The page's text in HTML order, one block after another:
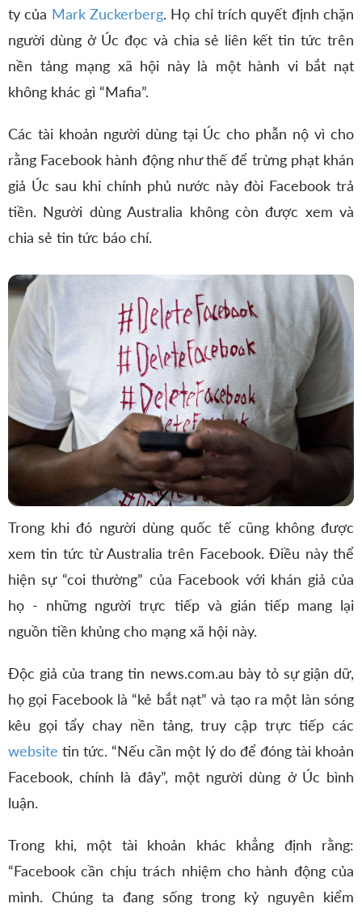
ty của Mark Zuckerberg. Họ chỉ trích quyết định chặn
người dùng ở Úc đọc và chia sẻ liên kết tin tức trên
nền tảng mạng xã hội này là một hành vi bắt nạt
không khác gì “Mafia”.
Các tài khoản người dùng tại Úc cho phẫn nộ vì cho
rằng Facebook hành động như thế để trừng phạt khán
giả Úc sau khi chính phủ nước này đòi Facebook trả
tiền. Người dùng Australia không còn được xem và
chia sẻ tin tức báo chí.
Trong khi đó người dùng quốc tế cũng không được
xem tin tức từ Australia trên Facebook. Điều này thể
hiện sự “coi thường” của Facebook với khán giả của
họ - những người trực tiếp và gián tiếp mang lại
nguồn tiền khủng cho mạng xã hội này.
Độc giả của trang tin news.com.au bày tỏ sự giận dữ,
họ gọi Facebook là “kẻ bắt nạt” và tạo ra một làn sóng
kêu gọi tẩy chay nền tảng, truy cập trực tiếp các
website tin tức. “Nếu cần một lý do để đóng tài khoản
Facebook, chính là đây”, một người dùng ở Úc bình
luận.
Trong khi, một tài khoản khác khẳng định rằng:
“Facebook cần chịu trách nhiệm cho hành động của
mình. Chúng ta đang sống trong kỷ nguyên kiểm